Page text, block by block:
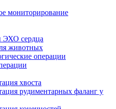
мониторирование
сердца
животных
операции
хвоста
рудиментарных фаланг у